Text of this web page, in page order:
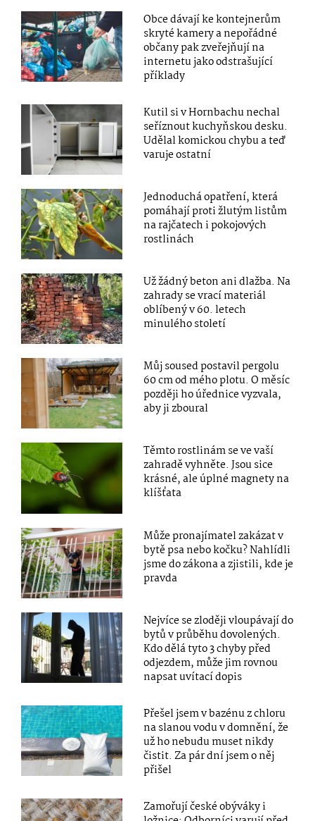
Obce dávají ke kontejnerům
skryté kamery a nepořádné
občany pak zveřejňují na
internetu jako odstrašující
příklady
Kutil si v Hornbachu nechal
seříznout kuchyňskou desku.
Udělal komickou chybu a teď
varuje ostatní
Jednoduchá opatření, která
pomáhají proti žlutým listům
na rajčatech i pokojových
rostlinách
Už žádný beton ani dlažba. Na
zahrady se vrací materiál
oblíbený v 60. letech
minulého století
Můj soused postavil pergolu
60 cm od mého plotu. O měsíc
později ho úřednice vyzvala,
aby ji zboural
Těmto rostlinám se ve vaší
zahradě vyhněte. Jsou sice
krásné, ale úplné magnety na
klíšťata
Může pronajímatel zakázat v
bytě psa nebo kočku? Nahlídli
jsme do zákona a zjistili, kde je
pravda
Nejvíce se zloději vloupávají do
bytů v průběhu dovolených.
Kdo dělá tyto 3 chyby před
odjezdem, může jim rovnou
napsat uvítací dopis
Přešel jsem v bazénu z chloru
na slanou vodu v domnění, že
už ho nebudu muset nikdy
čistit. Za pár dní jsem o něj
přišel
Zamořují české obýváky i